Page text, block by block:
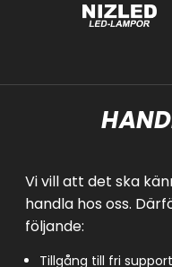
Vi vill att det ska
handla hos oss.
följande:
Tillgång till fri support